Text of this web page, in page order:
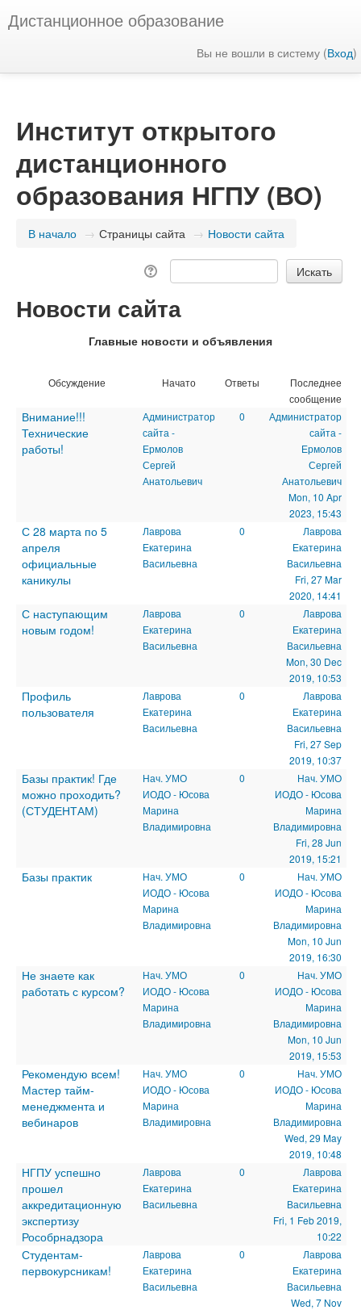
Дистанционное образование
Вы не вошли в систему (Вход)
Институт открытого
дистанционного
образования НГПУ (ВО)
В начало → Страницы сайта → Новости сайта
Новости сайта
Главные новости и объявления
Обсуждение Начато Ответы
Последнее
сообщение
Внимание!!!
Технические
работы!
Администратор
сайта -
Ермолов
Сергей
Анатольевич
0
Администратор
сайта -
Ермолов
Сергей
Анатольевич
Mon, 10 Apr
2023, 15:43
С 28 марта по 5
апреля
официальные
каникулы
Лаврова
Екатерина
Васильевна
0
Лаврова
Екатерина
Васильевна
Fri, 27 Mar
2020, 14:41
С наступающим
новым годом!
Лаврова
Екатерина
Васильевна
0
Лаврова
Екатерина
Васильевна
Mon, 30 Dec
2019, 10:53
Профиль
пользователя
Лаврова
Екатерина
Васильевна
0
Лаврова
Екатерина
Васильевна
Fri, 27 Sep
2019, 10:37
Базы практик! Где
можно проходить?
(СТУДЕНТАМ)
Нач. УМО
ИОДО - Юсова
Марина
Владимировна
0
Нач. УМО
ИОДО - Юсова
Марина
Владимировна
Fri, 28 Jun
2019, 15:21
Базы практик
Нач. УМО
ИОДО - Юсова
Марина
Владимировна
0
Нач. УМО
ИОДО - Юсова
Марина
Владимировна
Mon, 10 Jun
2019, 16:30
Не знаете как
работать с курсом?
Нач. УМО
ИОДО - Юсова
Марина
Владимировна
0
Нач. УМО
ИОДО - Юсова
Марина
Владимировна
Mon, 10 Jun
2019, 15:53
Рекомендую всем!
Мастер тайм-
менеджмента и
вебинаров
Нач. УМО
ИОДО - Юсова
Марина
Владимировна
0
Нач. УМО
ИОДО - Юсова
Марина
Владимировна
Wed, 29 May
2019, 10:48
НГПУ успешно
прошел
аккредитационную
экспертизу
Рособрнадзора
Лаврова
Екатерина
Васильевна
0
Лаврова
Екатерина
Васильевна
Fri, 1 Feb 2019,
10:22
Студентам-
первокурсникам!
Лаврова
Екатерина
Васильевна
0
Лаврова
Екатерина
Васильевна
Wed, 7 Nov